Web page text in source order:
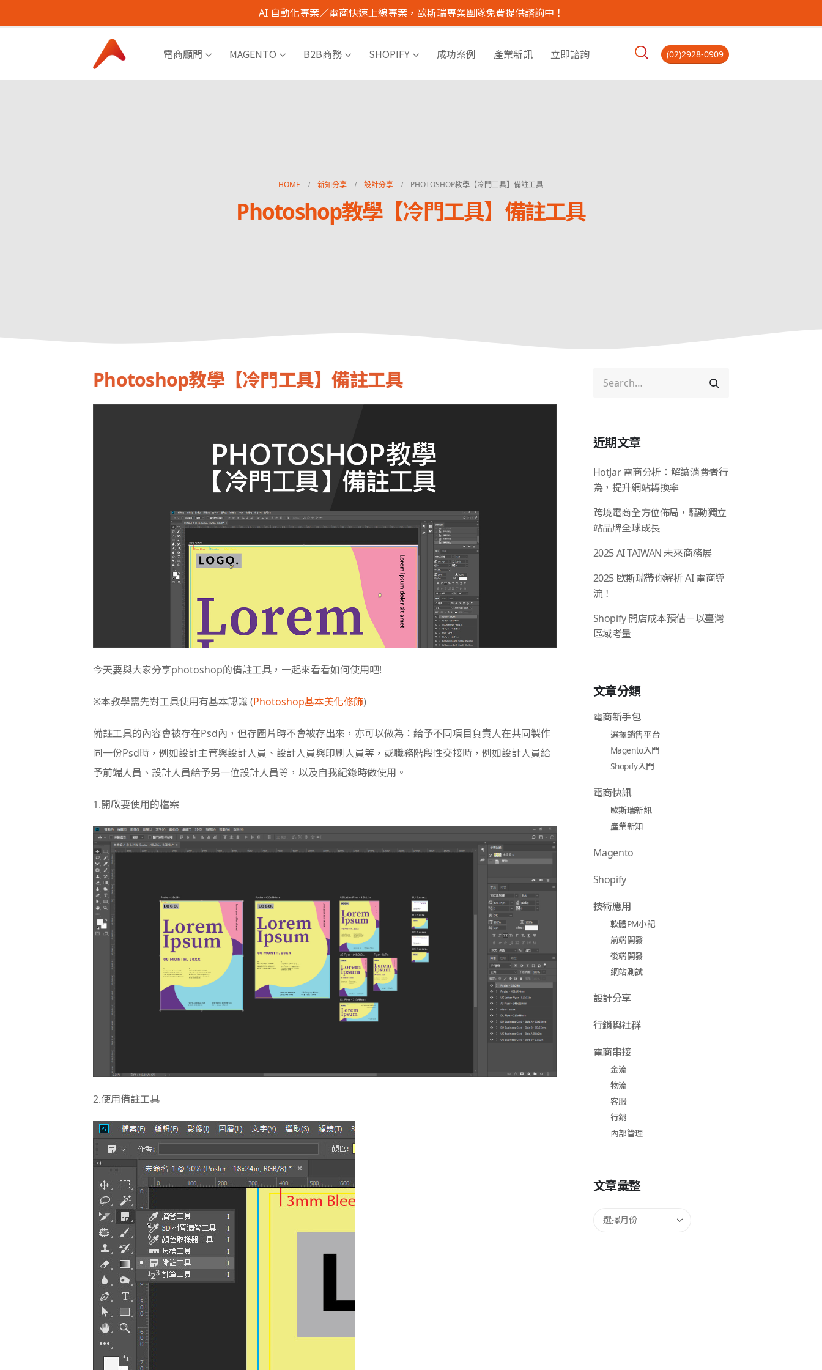
AI 自動化專案／電商快速上線專案，歐斯瑞專業團隊免費提供諮詢中！
電商顧問 MAGENTO B2B商務 SHOPIFY 成功案例 產業新訊 立即諮詢 (02)2928-0909
HOME 新知分享 設計分享 PHOTOSHOP教學【冷門工具】備註工具
Photoshop教學【冷門工具】備註工具
Photoshop教學【冷門工具】備註工具
今天要與大家分享photoshop的備註工具，一起來看看如何使用吧!
※本教學需先對工具使用有基本認識 (Photoshop基本美化修飾)
備註工具的內容會被存在Psd內，但存圖片時不會被存出來，亦可以做為：給予不同項目負責人在共同製作
同一份Psd時，例如設計主管與設計人員、設計人員與印刷人員等，或職務階段性交接時，例如設計人員給
予前端人員、設計人員給予另一位設計人員等，以及自我紀錄時做使用。
1.開啟要使用的檔案
2.使用備註工具
近期文章
HotJar 電商分析：解讀消費者行
為，提升網站轉換率
跨境電商全方位佈局，驅動獨立
站品牌全球成長
2025 AI TAIWAN 未來商務展
2025 歐斯瑞帶你解析 AI 電商導
流！
Shopify 開店成本預估－以臺灣
區域考量
文章分類
電商新手包
選擇銷售平台
Magento入門
Shopify入門
電商快訊
歐斯瑞新訊
產業新知
Magento
Shopify
技術應用
軟體PM小記
前端開發
後端開發
網站測試
設計分享
行銷與社群
電商串接
金流
物流
客服
行銷
內部管理
文章彙整